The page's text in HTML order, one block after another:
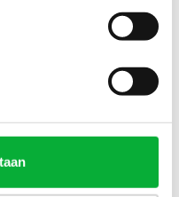
GANT DONKERBLAUW WIT
RUITJE KORTE MOUW